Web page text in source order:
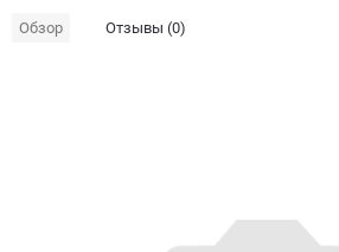
Обзор Отзывы (0)